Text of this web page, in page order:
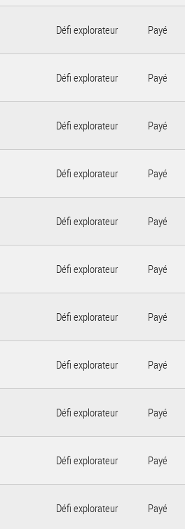
Défi explorateur Payé
Défi explorateur Payé
Défi explorateur Payé
Défi explorateur Payé
Défi explorateur Payé
Défi explorateur Payé
Défi explorateur Payé
Défi explorateur Payé
Défi explorateur Payé
Défi explorateur Payé
Défi explorateur Payé